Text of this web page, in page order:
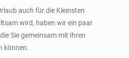
auch für die Kleinsten
wird, haben wir ein paar
Sie gemeinsam mit Ihren
können.